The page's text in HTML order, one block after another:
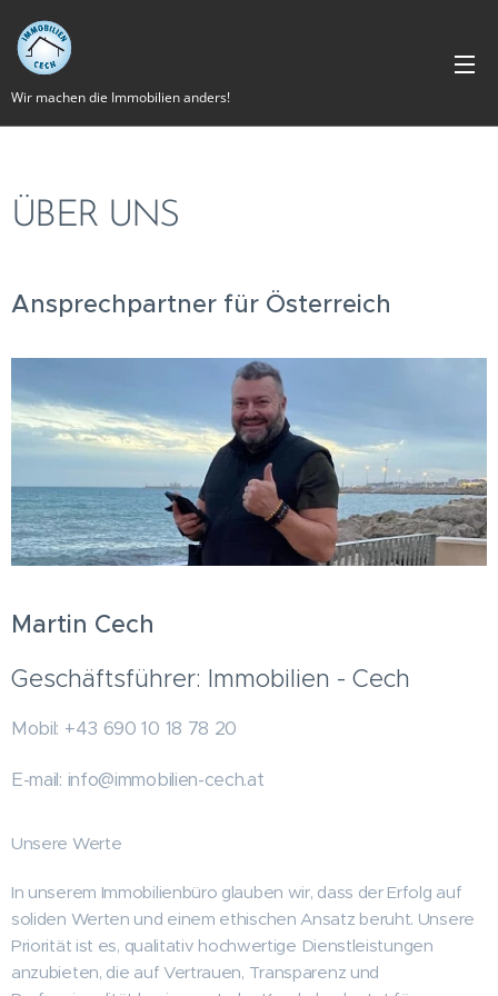
Wir machen die Immobilien anders!
ÜBER UNS
Ansprechpartner für Österreich
Martin Cech
Geschäftsführer: Immobilien - Cech
Mobil: +43 690 10 18 78 20
E-mail: info@immobilien-cech.at
Unsere Werte
In unserem Immobilienbüro glauben wir, dass der Erfolg auf
soliden Werten und einem ethischen Ansatz beruht. Unsere
Priorität ist es, qualitativ hochwertige Dienstleistungen
anzubieten, die auf Vertrauen, Transparenz und